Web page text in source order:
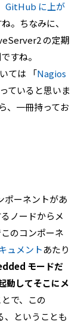
GitHub に上が
。ちなみに、
の定期
すね。
ては 「Nagios
ていると思いま
、一冊持ってお
ーネントがあ
ノードからメ
のコンポーネ
ュメントあたり
モードだ
動してそこにメ
で、この
、ということも